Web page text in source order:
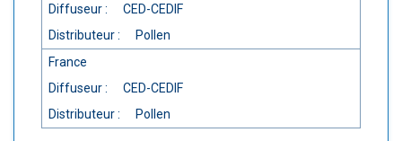
Diffuseur :
CED-CEDIF
Distributeur :
Pollen
France
Diffuseur :
CED-CEDIF
Distributeur :
Pollen